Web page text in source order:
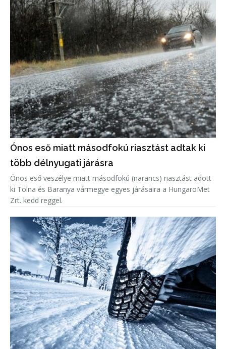
Ónos eső miatt másodfokú riasztást adtak ki
több délnyugati járásra
Ónos eső veszélye miatt másodfokú (narancs) riasztást adott
ki Tolna és Baranya vármegye egyes járásaira a HungaroMet
Zrt. kedd reggel.